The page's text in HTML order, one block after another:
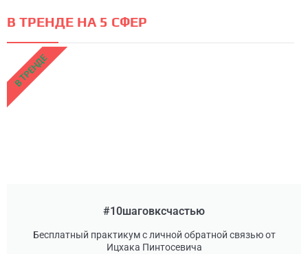
В ТРЕНДЕ НА 5 СФЕР
#10шаговксчастью
Бесплатный практикум с личной обратной связью от
Ицхака Пинтосевича
В ТРЕНДЕ